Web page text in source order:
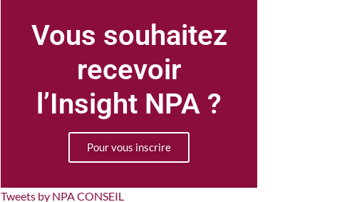
Vous souhaitez
recevoir
l’Insight NPA ?
Pour vous inscrire
Tweets by NPA CONSEIL